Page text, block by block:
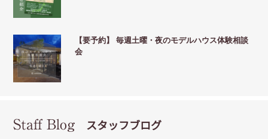
【要予約】 毎週土曜・夜のモデルハウス体験相談
会
Staff Blog スタッフブログ